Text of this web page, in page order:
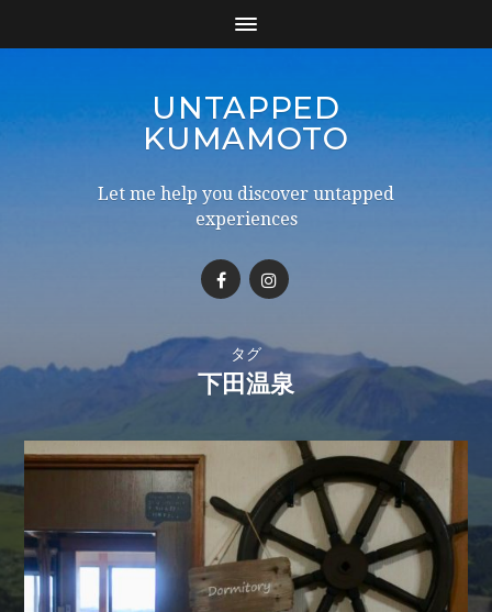
UNTAPPED
KUMAMOTO
Let me help you discover untapped
experiences
タグ
下田温泉